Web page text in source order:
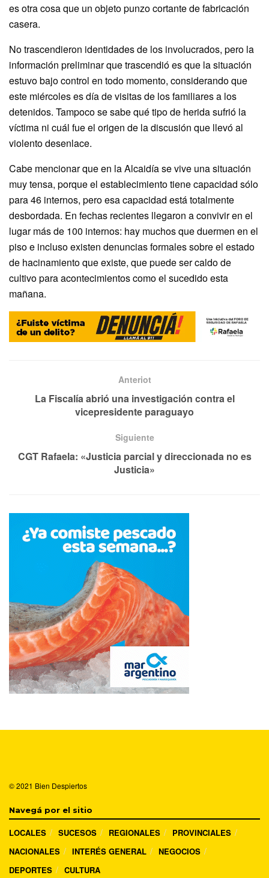
es otra cosa que un objeto punzo cortante de fabricación
casera.
No trascendieron identidades de los involucrados, pero la
información preliminar que trascendió es que la situación
estuvo bajo control en todo momento, considerando que
este miércoles es día de visitas de los familiares a los
detenidos. Tampoco se sabe qué tipo de herida sufrió la
víctima ni cuál fue el origen de la discusión que llevó al
violento desenlace.
Cabe mencionar que en la Alcaidía se vive una situación
muy tensa, porque el establecimiento tiene capacidad sólo
para 46 internos, pero esa capacidad está totalmente
desbordada. En fechas recientes llegaron a convivir en el
lugar más de 100 internos: hay muchos que duermen en el
piso e incluso existen denuncias formales sobre el estado
de hacinamiento que existe, que puede ser caldo de
cultivo para acontecimientos como el sucedido esta
mañana.
Anteriot
La Fiscalía abrió una investigación contra el
vicepresidente paraguayo
Siguiente
CGT Rafaela: «Justicia parcial y direccionada no es
Justicia»
© 2021 Bien Despiertos
Navegá por el sitio
LOCALES SUCESOS REGIONALES
PROVINCIALES
NACIONALES
INTERÉS GENERAL
NEGOCIOS
DEPORTES
CULTURA